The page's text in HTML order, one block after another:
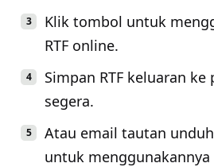
Klik tombol untuk
RTF online.
Simpan RTF keluaran
segera.
Atau email tautan
untuk menggunakannya